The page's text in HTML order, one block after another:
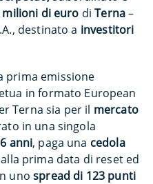
milioni di euro di Terna–
destinato a investitori
prima emissione
in formato European
Terna sia per il mercato
in una singola
anni, paga una cedola
prima data di reset ed
unospread di 123 punti